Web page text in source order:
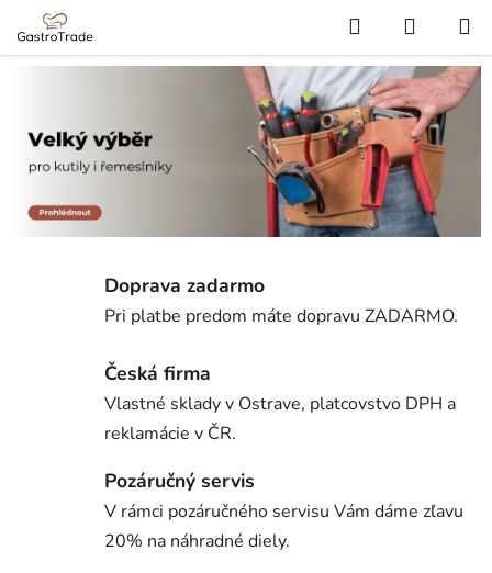
Prejsť
obsah
Hľadať
KOŠÍK
Doprava zadarmo
Pri platbe predom máte dopravu ZADARMO.
Česká firma
Vlastné sklady v Ostrave, platcovstvo DPH a
reklamácie v ČR.
Pozáručný servis
V rámci pozáručného servisu Vám dáme zľavu
20% na náhradné diely.